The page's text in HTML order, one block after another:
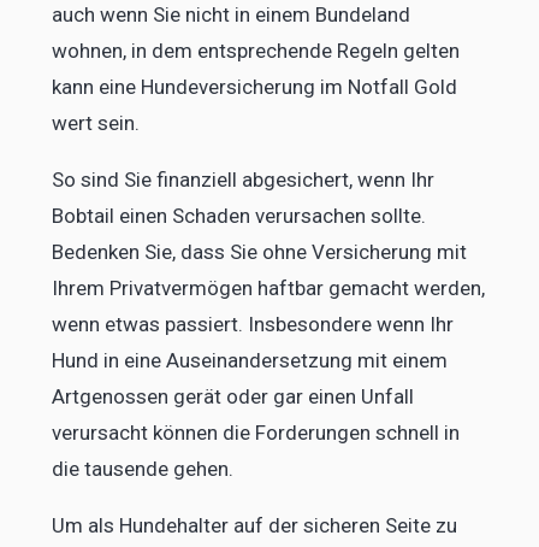
auch wenn Sie nicht in einem Bundeland
wohnen, in dem entsprechende Regeln gelten
kann eine Hundeversicherung im Notfall Gold
wert sein.
So sind Sie finanziell abgesichert, wenn Ihr
Bobtail einen Schaden verursachen sollte.
Bedenken Sie, dass Sie ohne Versicherung mit
Ihrem Privatvermögen haftbar gemacht werden,
wenn etwas passiert. Insbesondere wenn Ihr
Hund in eine Auseinandersetzung mit einem
Artgenossen gerät oder gar einen Unfall
verursacht können die Forderungen schnell in
die tausende gehen.
Um als Hundehalter auf der sicheren Seite zu